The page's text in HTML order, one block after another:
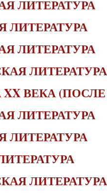
ЛИТЕРАТУРА
ЛИТЕРАТУРА
ЛИТЕРАТУРА
ЛИТЕРАТУРА
ВЕКА (ПОСЛЕ
ЛИТЕРАТУРА
ЛИТЕРАТУРА
ЛИТЕРАТУРА